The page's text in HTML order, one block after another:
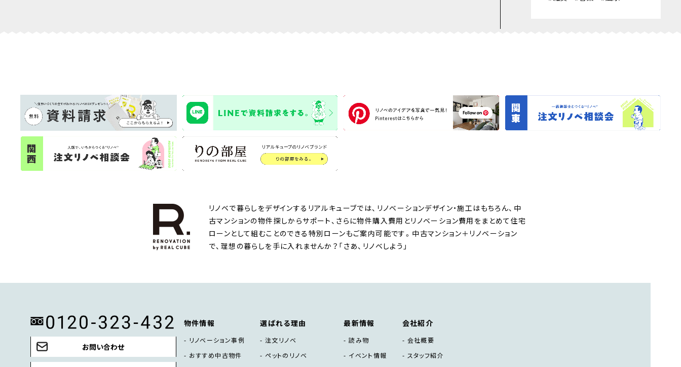
リノベで暮らしをデザインするリアルキューブでは、リノベーションデザイン・施工はもちろん、中
古マンションの物件探しからサポート、さらに物件購入費用とリノベーション費用をまとめて住宅
ローンとして組むことのできる特別ローンもご案内可能です。中古マンション＋リノベーション
で、理想の暮らしを手に入れませんか？「さあ、リノベしよう」
お問い合わせ
物件情報
リノベーション事例
おすすめ中古物件
選ばれる理由
注文リノベ
ペットのリノベ
最新情報
読み物
イベント情報
会社紹介
会社概要
スタッフ紹介